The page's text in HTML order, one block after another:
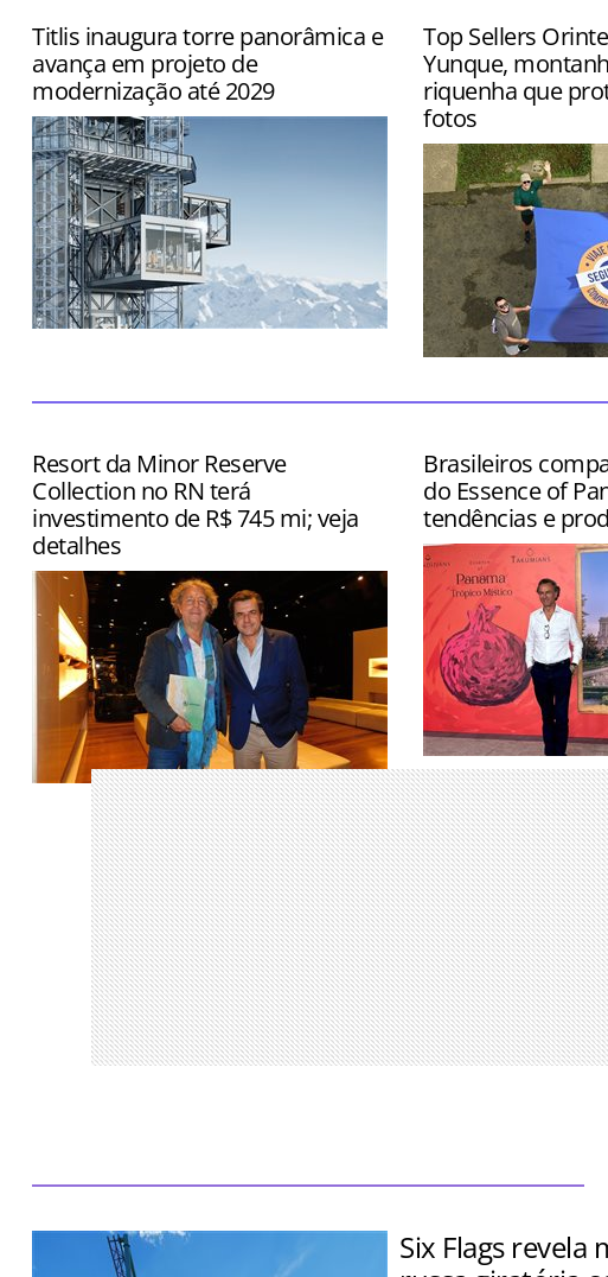
Titlis inaugura torre panorâmica e
avança em projeto de
modernização até 2029
Top Sellers
Yunque,
riquenha que
fotos
inspections nos
Grand Rio Mar e
Resort da Minor Reserve
Collection no RN terá
investimento de R$ 745 mi; veja
detalhes
Aventora Baía Formosa Resort terá 70
quartos, 28 villas branded residences e
será inaugurado em 2029
Brasileiros
do Essence of
tendências e
Encontro reuniu
parceiros
Traveller Made de
Six Flags revela